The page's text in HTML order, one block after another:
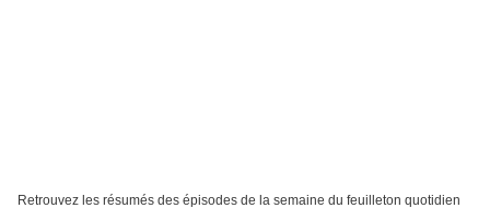
Retrouvez les résumés des épisodes de la semaine du feuilleton quotidien